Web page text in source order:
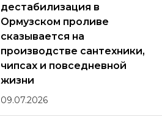
дестабилизация в
Ормузском проливе
сказывается на
производстве сантехники,
чипсах и повседневной
жизни
09.07.2026